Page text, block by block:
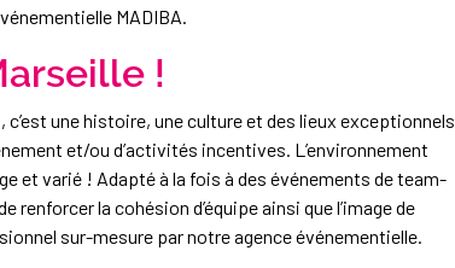
MADIBA.
!
une histoire, une culture et des lieux exceptionnels
et/ou d’activités incentives. L’environnement
et varié ! Adapté à la fois à des événements de team-
la cohésion d’équipe ainsi que l’image de
sur-mesure par notre agence événementielle.